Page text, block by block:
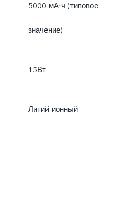
5000 мА⋅ч (типовое
значение)
15Вт
Литий-ионный